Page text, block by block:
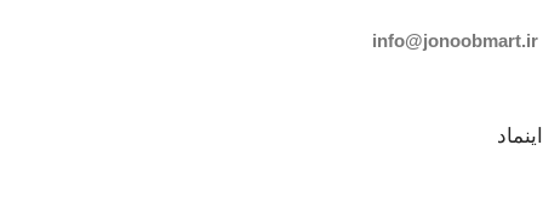
info@jonoobmart.ir
اینماد